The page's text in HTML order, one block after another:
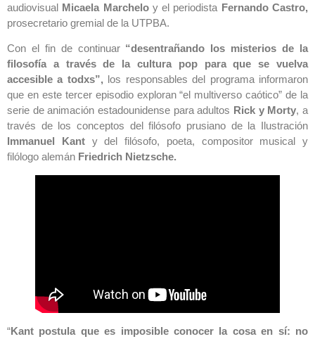
audiovisual Micaela Marcheloy el periodista Fernando Castro,
prosecretario gremial de la UTPBA.
Con el fin de continuar “desentrañando los misterios de la
filosofía a través de la cultura pop para que se vuelva
accesible a todxs”, los responsables del programa informaron
que en este tercer episodio exploran “el multiverso caótico” de la
serie de animación estadounidense para adultos Rick y Morty, a
través de los conceptos del filósofo prusiano de la Ilustración
Immanuel Kant y del filósofo, poeta, compositor musical y
filólogo alemán Friedrich Nietzsche.
“Kant postula que es imposible conocer la cosa en sí: no